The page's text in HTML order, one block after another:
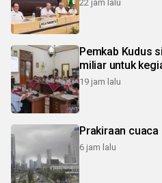
22 jam lalu
Pemkab Kudus
miliar untuk
19 jam lalu
Prakiraan
6 jam lalu